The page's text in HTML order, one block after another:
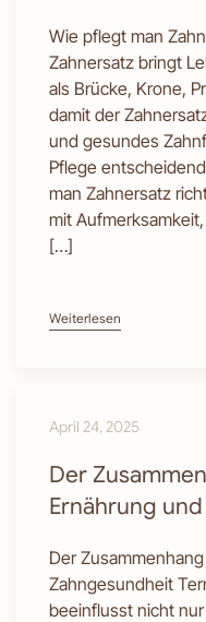
Wie pflegt man
Zahnersatz bringt
als Brücke, Krone,
damit der
und gesundes
Pflege
man Zahnersatz
mit
[…]
Weiterlesen
April 24, 2025
Der
Ernährung
Der
Zahngesundheit
beeinflusst nicht